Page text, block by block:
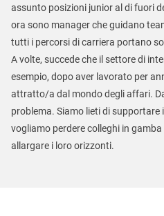
assunto posizioni junior al di fuori
ora sono manager che guidano
tutti i percorsi di carriera portano
A volte, succede che il settore di
esempio, dopo aver lavorato per
attratto/a dal mondo degli affari.
problema. Siamo lieti di
vogliamo perdere colleghi in
allargare i loro orizzonti.